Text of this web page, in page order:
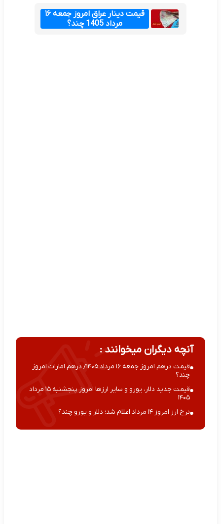
قیمت دینار عراق امروز جمعه ۱۶
مرداد 1405 چند؟
آنچه دیگران میخوانند :
قیمت درهم امروز جمعه ۱۶ مرداد ۱۴۰۵/ درهم امارات امروز
چند؟
قیمت جدید دلار، یورو و سایر ارزها امروز پنجشنبه ۱۵ مرداد
۱۴۰۵
نرخ ارز امروز ۱۴ مرداد اعلام شد؛ دلار و یورو چند؟